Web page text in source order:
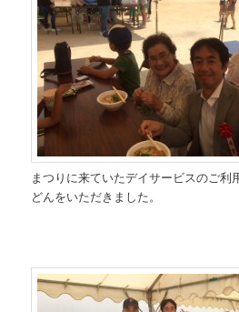
まつりに来ていたデイサービスのご利
どんをいただきました。